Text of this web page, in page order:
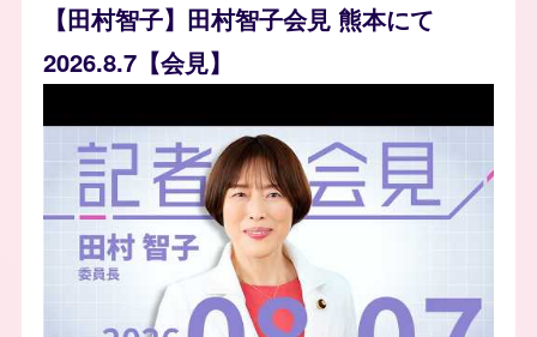
【田村智子】田村智子会見 熊本にて
2026.8.7【会見】